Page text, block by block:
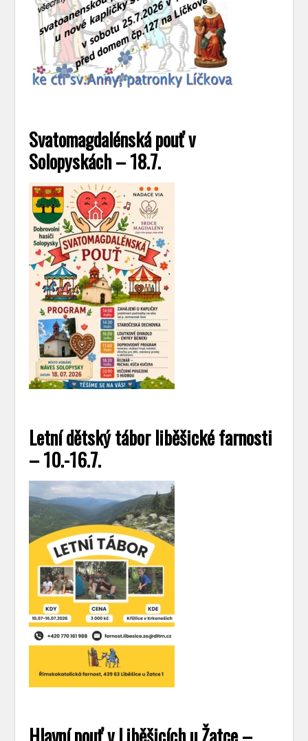
Svatomagdalénská pouť v
Solopyskách – 18.7.
Letní dětský tábor liběšické farnosti
– 10.-16.7.